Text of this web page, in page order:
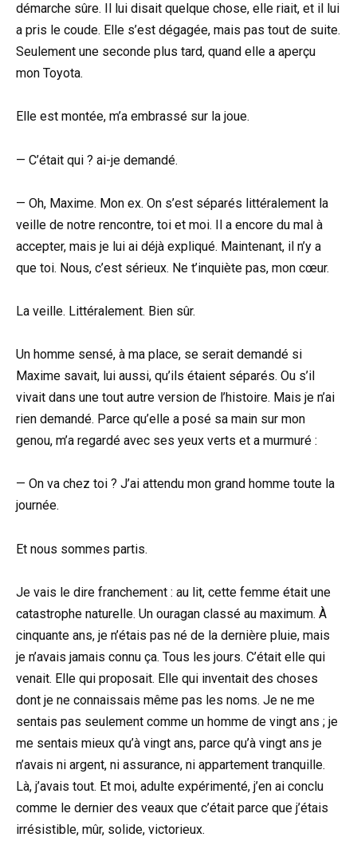
démarche sûre. Il lui disait quelque chose, elle riait, et il lui
a pris le coude. Elle s’est dégagée, mais pas tout de suite.
Seulement une seconde plus tard, quand elle a aperçu
mon Toyota.
Elle est montée, m’a embrassé sur la joue.
— C’était qui ? ai-je demandé.
— Oh, Maxime. Mon ex. On s’est séparés littéralement la
veille de notre rencontre, toi et moi. Il a encore du mal à
accepter, mais je lui ai déjà expliqué. Maintenant, il n’y a
que toi. Nous, c’est sérieux. Ne t’inquiète pas, mon cœur.
La veille. Littéralement. Bien sûr.
Un homme sensé, à ma place, se serait demandé si
Maxime savait, lui aussi, qu’ils étaient séparés. Ou s’il
vivait dans une tout autre version de l’histoire. Mais je n’ai
rien demandé. Parce qu’elle a posé sa main sur mon
genou, m’a regardé avec ses yeux verts et a murmuré :
— On va chez toi ? J’ai attendu mon grand homme toute la
journée.
Et nous sommes partis.
Je vais le dire franchement : au lit, cette femme était une
catastrophe naturelle. Un ouragan classé au maximum. À
cinquante ans, je n’étais pas né de la dernière pluie, mais
je n’avais jamais connu ça. Tous les jours. C’était elle qui
venait. Elle qui proposait. Elle qui inventait des choses
dont je ne connaissais même pas les noms. Je ne me
sentais pas seulement comme un homme de vingt ans ; je
me sentais mieux qu’à vingt ans, parce qu’à vingt ans je
n’avais ni argent, ni assurance, ni appartement tranquille.
Là, j’avais tout. Et moi, adulte expérimenté, j’en ai conclu
comme le dernier des veaux que c’était parce que j’étais
irrésistible, mûr, solide, victorieux.